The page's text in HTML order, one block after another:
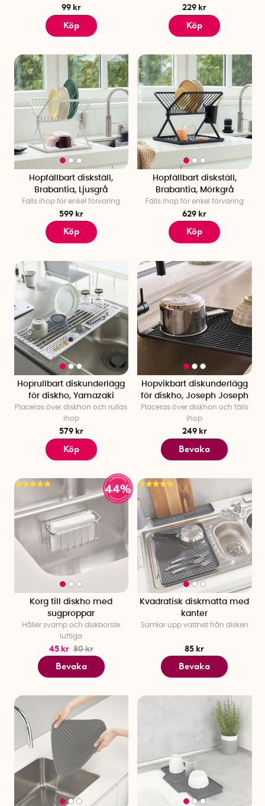
99 kr
Köp
229 kr
Köp
Hopfällbart diskställ,
Brabantia, Ljusgrå
Fälls ihop för enkel förvaring
599 kr
Köp
Hopfällbart diskställ,
Brabantia, Mörkgrå
Fälls ihop för enkel förvaring
629 kr
Köp
Hoprullbart diskunderlägg
för diskho, Yamazaki
Placeras över diskhon och rullas
ihop
579 kr
Köp
Hopvikbart diskunderlägg
för diskho, Joseph Joseph
Placeras över diskhon och fälls
ihop
249 kr
Bevaka
44%
Korg till diskho med
sugproppar
Håller svamp och diskborste
luftiga
45 kr 80 kr
Bevaka
Kvadratisk diskmatta med
kanter
Samlar upp vattnet från disken
85 kr
Bevaka